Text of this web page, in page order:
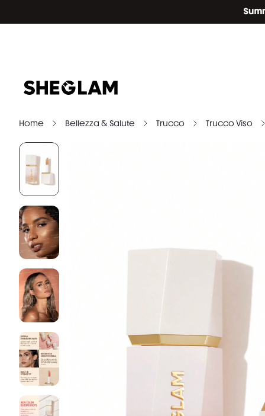
Home Bellezza & Salute Trucco Trucco Viso